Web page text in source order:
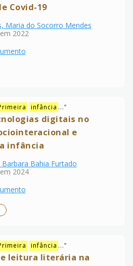
Covid-19
Maria do Socorro Mendes
2022
infância ...”
digitais no
e
infância
Barbara Bahia Furtado
2024
infância ...”
leitura literária na